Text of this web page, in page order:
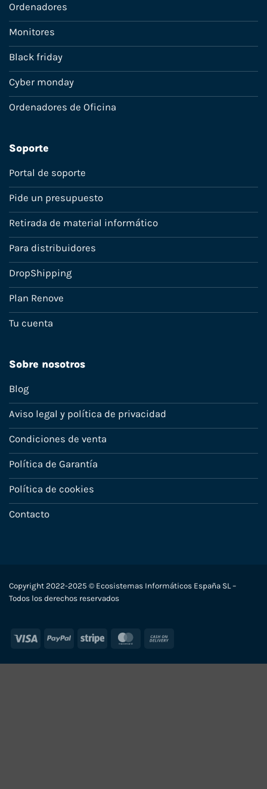
Ordenadores
Monitores
Black friday
Cyber monday
Ordenadores de Oficina
Soporte
Portal de soporte
Pide un presupuesto
Retirada de material informático
Para distribuidores
DropShipping
Plan Renove
Tu cuenta
Sobre nosotros
Blog
Aviso legal y política de privacidad
Condiciones de venta
Política de Garantía
Política de cookies
Contacto
Copyright 2022-2025 © Ecosistemas Informáticos España SL –
Todos los derechos reservados
Visa PayPal Stripe MasterCard